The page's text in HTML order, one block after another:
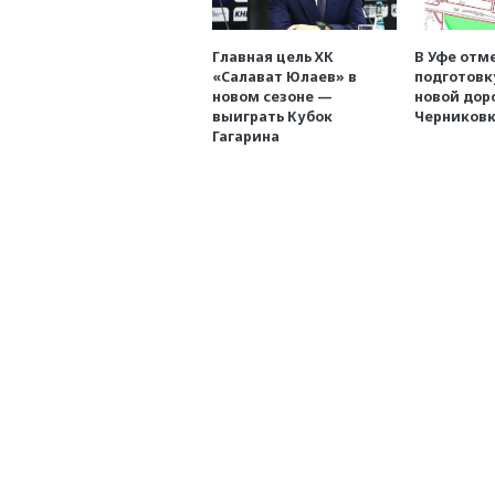
Главная цель ХК
«Салават Юлаев» в
новом сезоне —
выиграть Кубок
Гагарина
В Уфе
новой